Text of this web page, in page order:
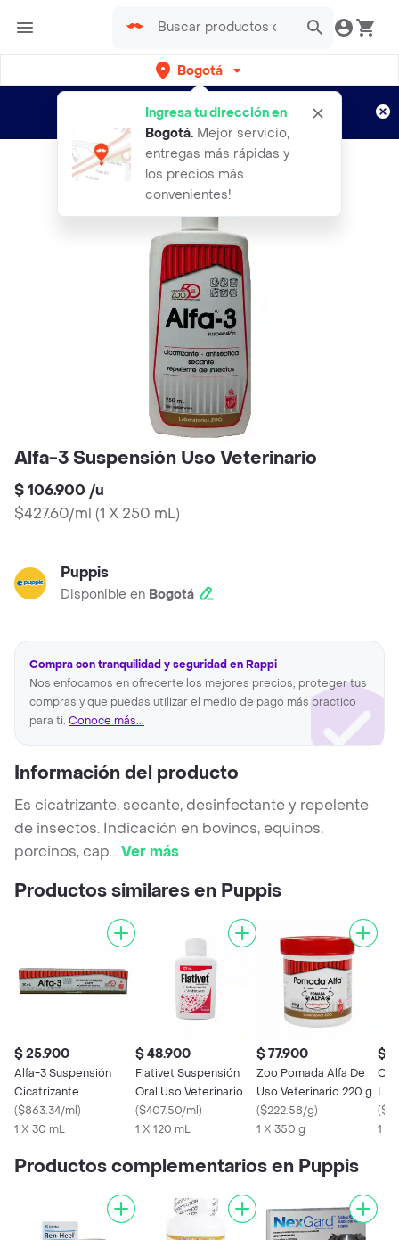
Bogotá
Ingresa tu dirección en
Bogotá. Mejor servicio,
entregas más rápidas y
los precios más
convenientes!
envíos gratis por semanas
Aplican TyC
Alfa-3 Suspensión Uso Veterinario
$ 106.900 /u
$427.60/ml (1 X 250 mL)
Puppis
Disponible en Bogotá
Compra con tranquilidad y seguridad en Rappi
Nos enfocamos en ofrecerte los mejores precios, proteger tus
compras y que puedas utilizar el medio de pago más practico
para ti. Conoce más...
Información del producto
Es cicatrizante, secante, desinfectante y repelente
de insectos. Indicación en bovinos, equinos,
porcinos, cap...Ver más
Productos similares en Puppis
$ 25.900
Alfa-3 Suspensión
Cicatrizante
Antiséptica
($863.34/ml)
1 X 30 mL
$ 48.900
Flativet Suspensión
Oral Uso Veterinario
($407.50/ml)
1 X 120 mL
$ 77.900
Zoo Pomada Alfa De
Uso Veterinario 220 g
($222.58/g)
1 X 350 g
$
(
1 X
Productos complementarios en Puppis